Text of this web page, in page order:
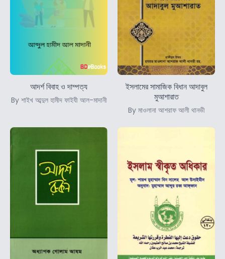
আদর্শ বিবাহ ও দাম্পত্য
By শাইখ আব্দুল হামীদ ফাইযী আল-মাদানী
ইসলামের সামাজিক বিধান আদাবুল
মুআশারাত
By মাওলানা আশরাফ আলী থানভী